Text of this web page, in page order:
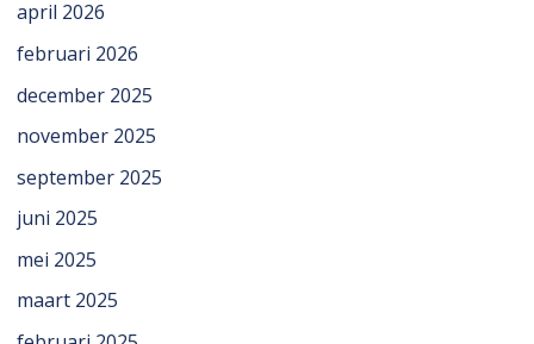
april 2026
februari 2026
december 2025
november 2025
september 2025
juni 2025
mei 2025
maart 2025